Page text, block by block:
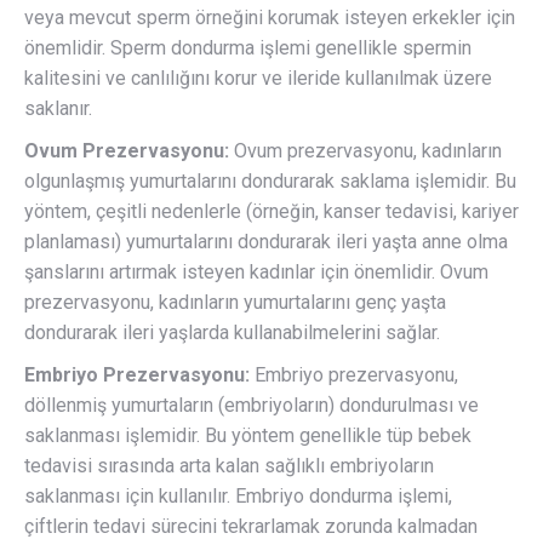
veya mevcut sperm örneğini korumak isteyen erkekler için
önemlidir. Sperm dondurma işlemi genellikle spermin
kalitesini ve canlılığını korur ve ileride kullanılmak üzere
saklanır.
Ovum Prezervasyonu: Ovum prezervasyonu, kadınların
olgunlaşmış yumurtalarını dondurarak saklama işlemidir. Bu
yöntem, çeşitli nedenlerle (örneğin, kanser tedavisi, kariyer
planlaması) yumurtalarını dondurarak ileri yaşta anne olma
şanslarını artırmak isteyen kadınlar için önemlidir. Ovum
prezervasyonu, kadınların yumurtalarını genç yaşta
dondurarak ileri yaşlarda kullanabilmelerini sağlar.
Embriyo Prezervasyonu: Embriyo prezervasyonu,
döllenmiş yumurtaların (embriyoların) dondurulması ve
saklanması işlemidir. Bu yöntem genellikle tüp bebek
tedavisi sırasında arta kalan sağlıklı embriyoların
saklanması için kullanılır. Embriyo dondurma işlemi,
çiftlerin tedavi sürecini tekrarlamak zorunda kalmadan